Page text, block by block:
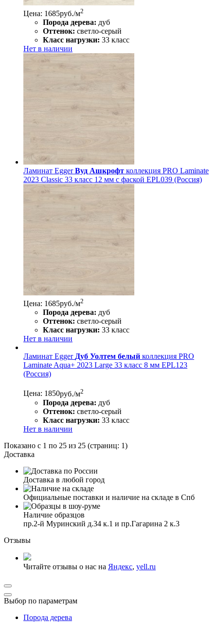
Цена: 1685руб./м2
Порода дерева: дуб
Оттенок: светло-серый
Класс нагрузки: 33 класс
Нет в наличии
Ламинат EggerВуд Ашкрофт коллекция PRO Laminate
2023 Classic 33 класс 12 мм с фаской EPL039 (Россия)
Цена: 1685руб./м2
Порода дерева: дуб
Оттенок: светло-серый
Класс нагрузки: 33 класс
Нет в наличии
Ламинат Egger Дуб Уолтем белый коллекция PRO
Laminate Aqua+ 2023 Large 33 класс 8 мм EPL123
(Россия)
Цена: 1850руб./м2
Порода дерева: дуб
Оттенок: светло-серый
Класс нагрузки: 33 класс
Нет в наличии
Показано с 1 по 25 из 25 (страниц: 1)
Доставка
Доставка в любой город
Официальные поставки и наличие на складе в Спб
Наличие образцов
пр.2-й Муринский д.34 к.1 и пр.Гагарина 2 к.3
Отзывы
Читайте отзывы о нас на Яндекс, yell.ru
Выбор по параметрам
Порода дерева